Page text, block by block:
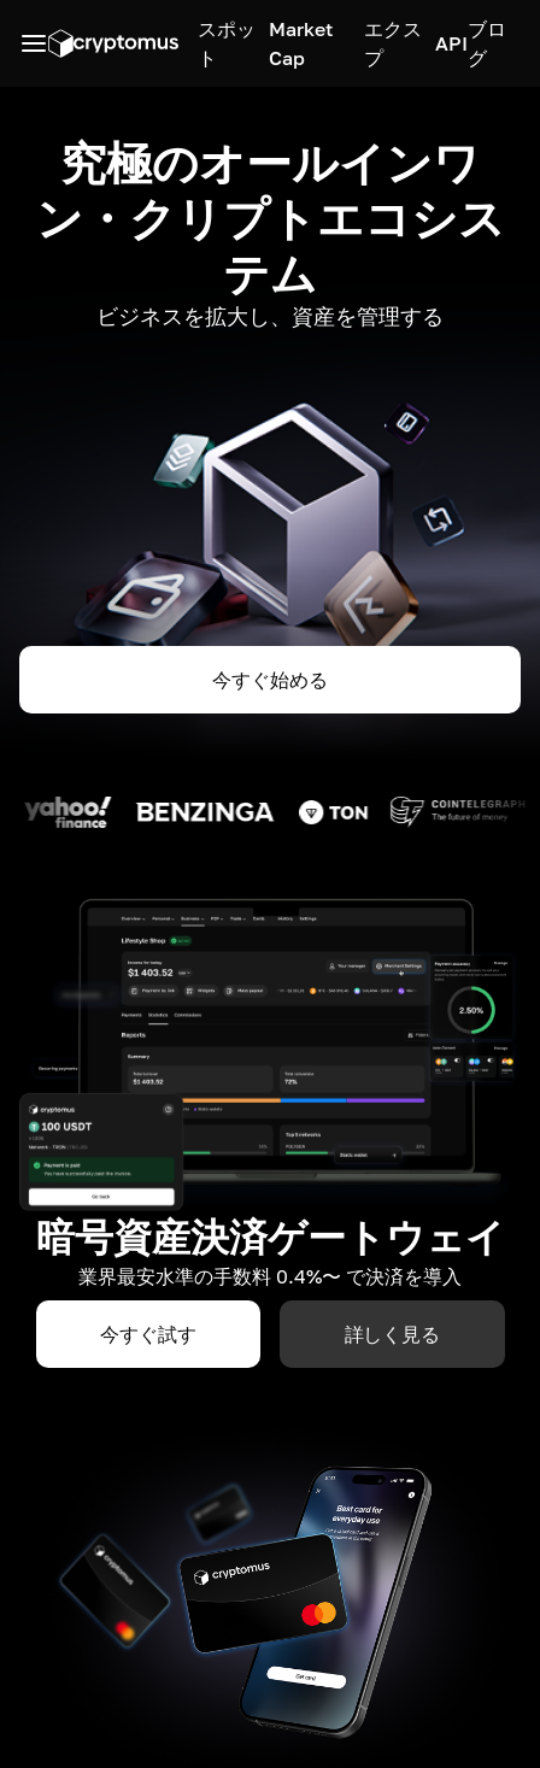
スポッ
ト
Market
Cap
エクス
プ
API
ブロ
グ
究極のオールインワ
ン・クリプトエコシス
テム
ビジネスを拡大し、資産を管理する
今すぐ始める
暗号資産決済ゲートウェイ
業界最安水準の手数料 0.4%〜 で決済を導入
今すぐ試す 詳しく見る